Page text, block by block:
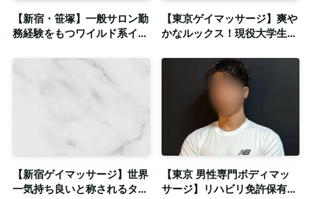
【新宿・笹塚】一般サロン勤
務経験をもつワイルド系イケ
ージ◎個室あり・出張可
【東京ゲイマッサージ】爽や
かなルックス！現役大学生セ
対応可能
【新宿ゲイマッサージ】世界
一気持ち良いと称されるタイ
【東京 男性専門ボディマッ
サージ】リハビリ免許保有者